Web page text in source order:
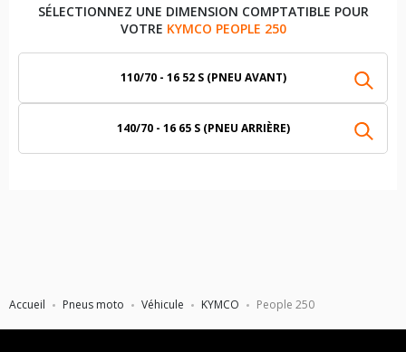
Accueil Pneus moto Véhicule KYMCO People 250
SÉLECTIONNEZ UNE DIMENSION COMPTATIBLE POUR
VOTRE KYMCO PEOPLE 250
110/70 - 16 52 S (PNEU AVANT)
140/70 - 16 65 S (PNEU ARRIÈRE)